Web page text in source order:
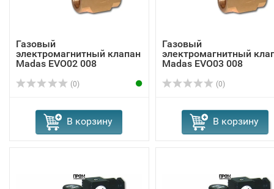
Газовый
электромагнитный клапан
Madas EVО02 008
(0)
В корзину
Газовый
электромагнитный
Madas EVО03 008
(0)
В корзину